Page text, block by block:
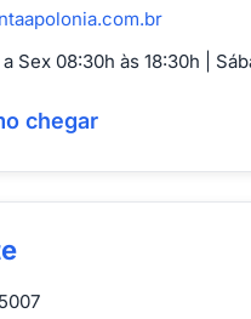
Sex 08:30h às 18:30h |
chegar